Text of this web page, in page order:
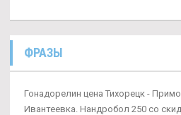
ФРАЗЫ
Гонадорелин цена Тихорецк -
Ивантеевка. Нандробол 250 со